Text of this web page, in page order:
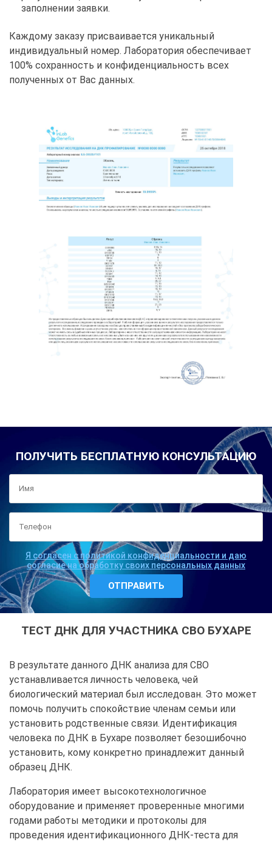
заполнении заявки.
Каждому заказу присваивается уникальный
индивидуальный номер. Лаборатория обеспечивает
100% сохранность и конфиденциальность всех
полученных от Вас данных.
ПОЛУЧИТЬ БЕСПЛАТНУЮ КОНСУЛЬТАЦИЮ
Я согласен с политикой конфиденциальности и даю
согласие на обработку своих персональных данных
ТЕСТ ДНК ДЛЯ УЧАСТНИКА СВО БУХАРЕ
В результате данного ДНК анализа для СВО
устанавливается личность человека, чей
биологический материал был исследован. Это может
помочь получить спокойствие членам семьи или
установить родственные связи. Идентификация
человека по ДНК в Бухаре позволяет безошибочно
установить, кому конкретно принадлежит данный
образец ДНК.
Лаборатория имеет высокотехнологичное
оборудование и применяет проверенные многими
годами работы методики и протоколы для
проведения идентификационного ДНК-теста для